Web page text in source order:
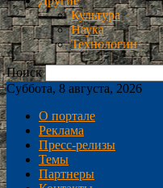
Культура
Наука
Технологии
Поиск
Суббота, 8 августа, 2026
О портале
Реклама
Пресс-релизы
Темы
Партнеры